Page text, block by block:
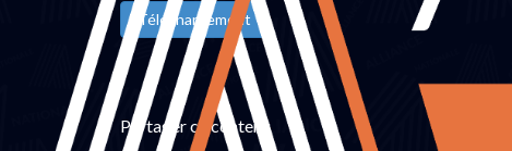
Téléchargement
Partager ce contenu